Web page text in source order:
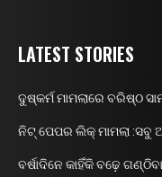
LATEST STORIES
ଦୁଷ୍କର୍ମ ମାମଲାରେ ବରିଷ୍ଠ
ନିଟ୍ ପେପର ଲିକ୍ ମାମଲା :ସବୁ
ବର୍ଷାଦିନେ କାହିଁକି ବଢ଼େ